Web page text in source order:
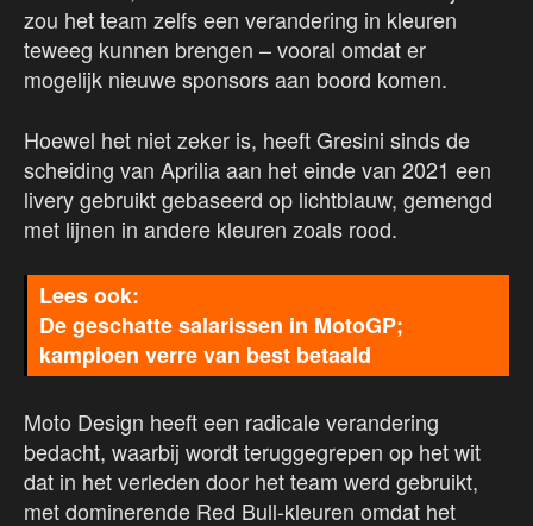
zou het team zelfs een verandering in kleuren
teweeg kunnen brengen – vooral omdat er
mogelijk nieuwe sponsors aan boord komen.
Hoewel het niet zeker is, heeft Gresini sinds de
scheiding van Aprilia aan het einde van 2021 een
livery gebruikt gebaseerd op lichtblauw, gemengd
met lijnen in andere kleuren zoals rood.
De geschatte salarissen in MotoGP;
kampioen verre van best betaald
Moto Design heeft een radicale verandering
bedacht, waarbij wordt teruggegrepen op het wit
dat in het verleden door het team werd gebruikt,
met dominerende Red Bull-kleuren omdat het